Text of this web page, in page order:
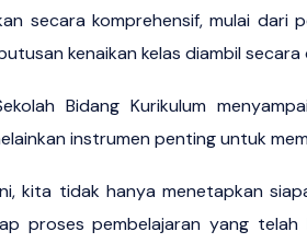
secara komprehensif, mulai dari
kenaikan kelas diambil
Bidang Kurikulum
instrumen penting untuk
kita tidak hanya menetapkan
proses pembelajaran yang